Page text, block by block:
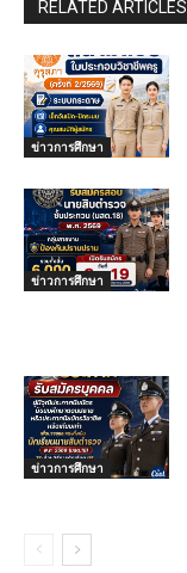
RELATED ARTICLES
ข่าวการศึกษา
ข่าวการศึกษา
ข่าวการศึกษา